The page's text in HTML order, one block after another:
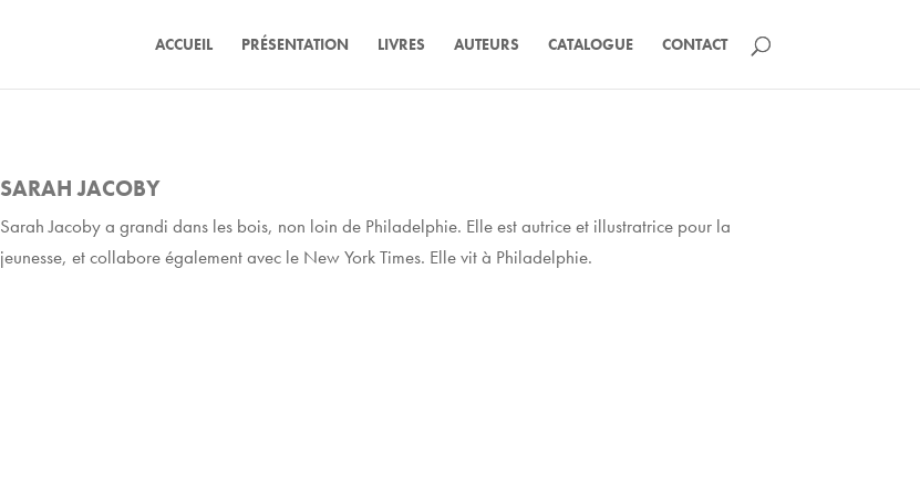
ACCUEIL PRÉSENTATION LIVRES AUTEURS CATALOGUE CONTACT
SARAH JACOBY
Sarah Jacoby a grandi dans les bois, non loin de Philadelphie. Elle est autrice et illustratrice pour la
jeunesse, et collabore également avec le New York Times. Elle vit à Philadelphie.